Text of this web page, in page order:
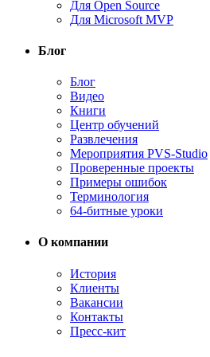
Для Open Source
Для Microsoft MVP
Блог
Блог
Видео
Книги
Центр обучений
Развлечения
Мероприятия PVS-Studio
Проверенные проекты
Примеры ошибок
Терминология
64-битные уроки
О компании
История
Клиенты
Вакансии
Контакты
Пресс-кит